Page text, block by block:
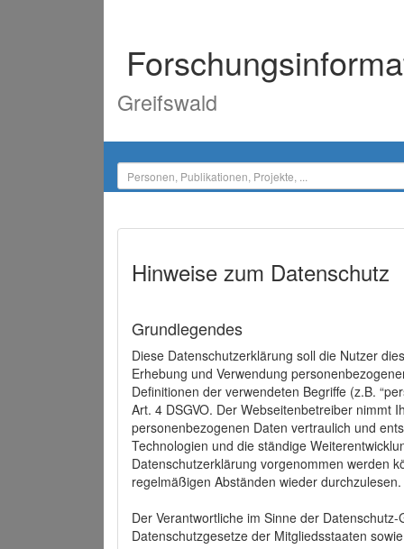
Greifswald
Hinweise zum Datenschutz
Grundlegendes
Diese Datenschutzerklärung soll die Nutzer
Erhebung und Verwendung
Definitionen der verwendeten Begriffe (z.B.
Art. 4 DSGVO. Der Webseitenbetreiber nimmt
personenbezogenen Daten vertraulich und
Technologien und die ständige
Datenschutzerklärung vorgenommen werden
regelmäßigen Abständen wieder durchzulesen.
Der Verantwortliche im Sinne der
Datenschutzgesetze der Mitgliedsstaaten